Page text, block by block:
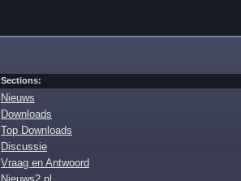
Sections:
Nieuws
Downloads
Top Downloads
Discussie
Vraag en Antwoord